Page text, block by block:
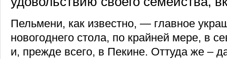
Пельмени, как известно, — главное
новогоднего стола, по крайней мере, в
и, прежде всего, в Пекине. Оттуда же –